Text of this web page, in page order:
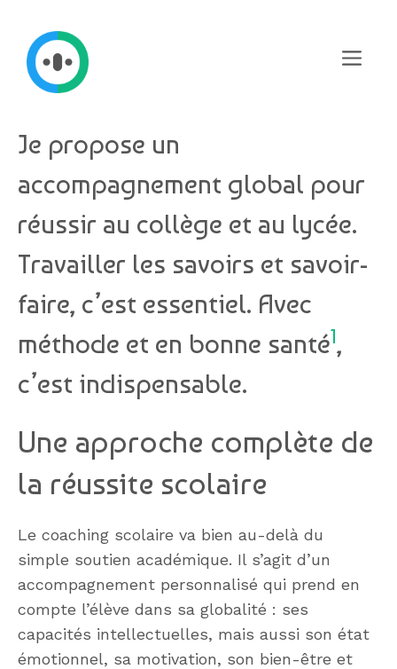
contenu
Menu
Je propose un
accompagnement global pour
réussir au collège et au lycée.
Travailler les savoirs et savoir-
faire, c’est essentiel. Avec
méthode et en bonne santé1,
c’est indispensable.
Une approche complète de
la réussite scolaire
Le coaching scolaire va bien au-delà du
simple soutien académique. Il s’agit d’un
accompagnement personnalisé qui prend en
compte l’élève dans sa globalité : ses
capacités intellectuelles, mais aussi son état
émotionnel, sa motivation, son bien-être et